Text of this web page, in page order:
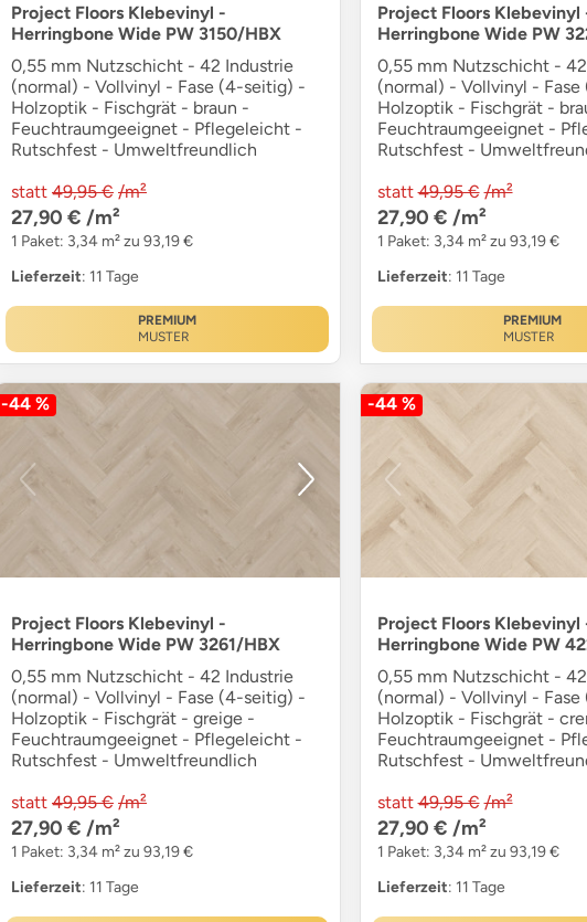
Project Floors Klebevinyl -
Herringbone Wide PW 3150/HBX
0,55 mm Nutzschicht - 42 Industrie
(normal) - Vollvinyl - Fase (4-seitig) -
Holzoptik - Fischgrät - braun -
Feuchtraumgeeignet - Pflegeleicht -
Rutschfest - Umweltfreundlich
statt 49,95 € /m²
27,90 € /m²
1 Paket: 3,34 m² zu 93,19 €
Lieferzeit: 11 Tage
PREMIUM
MUSTER
Project Floors Klebevinyl
Herringbone Wide PW
0,55 mm Nutzschicht -
(normal) - Vollvinyl -
Holzoptik - Fischgrät -
Feuchtraumgeeignet -
Rutschfest -
statt 49,95 € /m²
27,90 € /m²
1 Paket: 3,34 m² zu 93,19 €
Lieferzeit: 11 Tage
PREMIUM
MUSTER
-44 %
Project Floors Klebevinyl -
Herringbone Wide PW 3261/HBX
0,55 mm Nutzschicht - 42 Industrie
(normal) - Vollvinyl - Fase (4-seitig) -
Holzoptik - Fischgrät - greige -
Feuchtraumgeeignet - Pflegeleicht -
Rutschfest - Umweltfreundlich
statt 49,95 € /m²
27,90 € /m²
1 Paket: 3,34 m² zu 93,19 €
Lieferzeit: 11 Tage
-44 %
Project Floors Klebevinyl
Herringbone Wide PW
0,55 mm Nutzschicht -
(normal) - Vollvinyl -
Holzoptik - Fischgrät -
Feuchtraumgeeignet -
Rutschfest -
statt 49,95 € /m²
27,90 € /m²
1 Paket: 3,34 m² zu 93,19 €
Lieferzeit: 11 Tage